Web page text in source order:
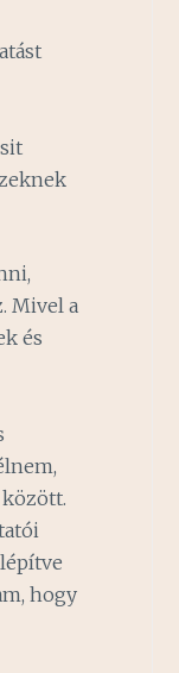
Mivel a
és
hogy